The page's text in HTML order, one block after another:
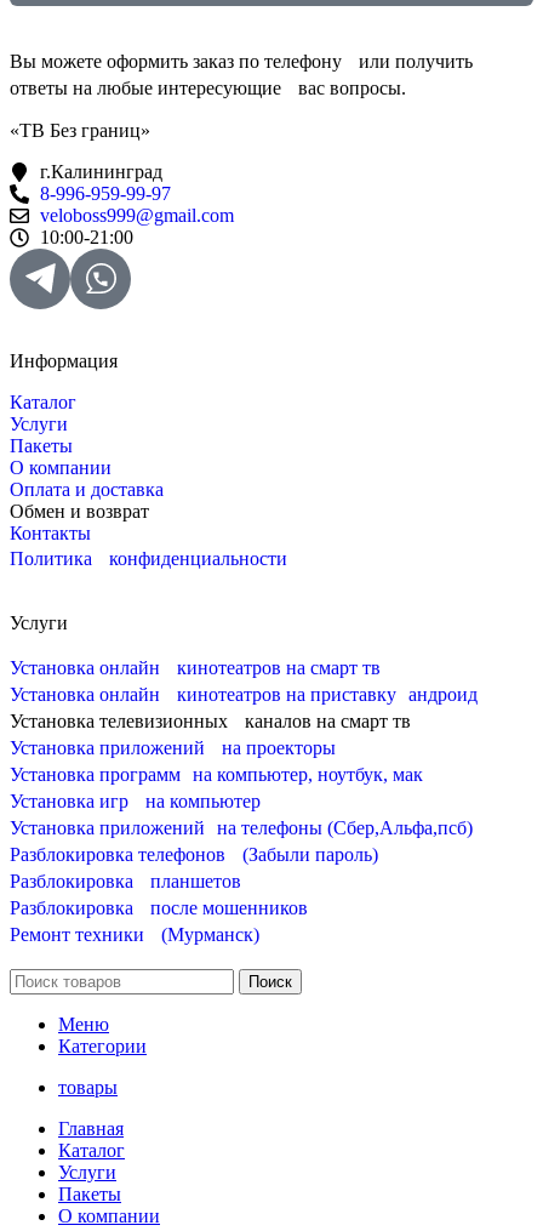
Вы можете оформить заказ по телефону или получить
ответы на любые интересующие вас вопросы.
«ТВ Без границ»
г.Калининград
8-996-959-99-97
veloboss999@gmail.com
10:00-21:00
Информация
Каталог
Услуги
Пакеты
О компании
Оплата и доставка
Обмен и возврат
Контакты
Политика конфиденциальности
Услуги
Установка онлайн кинотеатров на смарт тв
Установка онлайн кинотеатров на приставку андроид
Установка телевизионных каналов на смарт тв
Установка приложений на проекторы
Установка программ на компьютер, ноутбук, мак
Установка игр на компьютер
Установка приложений на телефоны (Сбер,Альфа,псб)
Разблокировка телефонов (Забыли пароль)
Разблокировка планшетов
Разблокировка после мошенников
Ремонт техники (Мурманск)
Поиск
Меню
Категории
товары
Главная
Каталог
Услуги
Пакеты
О компании